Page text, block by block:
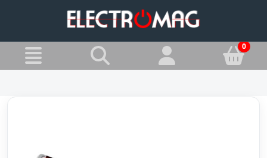
Wiertła